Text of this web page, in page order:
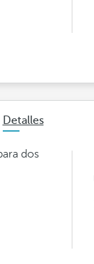
Detalles
dos